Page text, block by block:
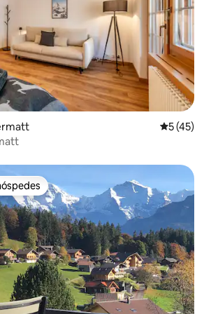
5 de uma
5 (45)
preferidos dos hóspedes